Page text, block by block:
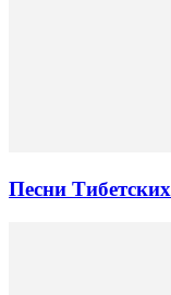
Песни